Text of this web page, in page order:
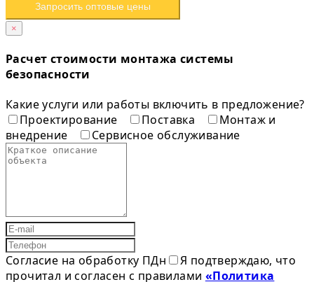
Запросить оптовые цены
×
Расчет стоимости монтажа системы
безопасности
Какие услуги или работы включить в предложение?
Проектирование
Поставка
Монтаж и
внедрение
Сервисное обслуживание
Согласие на обработку ПДн
Я подтверждаю, что
прочитал и согласен с правилами «Политика